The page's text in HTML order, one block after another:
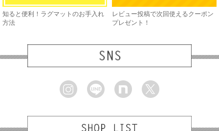
知ると便利！ラグマットのお手入れ
方法
レビュー投稿で次回使えるクーポン
プレゼント！